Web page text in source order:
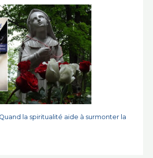
la spiritualité aide à surmonter la